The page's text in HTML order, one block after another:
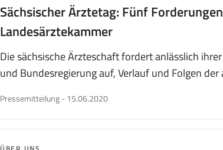
Sächsischer Ärztetag: Fünf
Landesärztekammer
Die sächsische Ärzteschaft fordert anlässlich
und Bundesregierung auf, Verlauf und Folgen
Pressemitteilungveröffentlicht
- 15.06.2020